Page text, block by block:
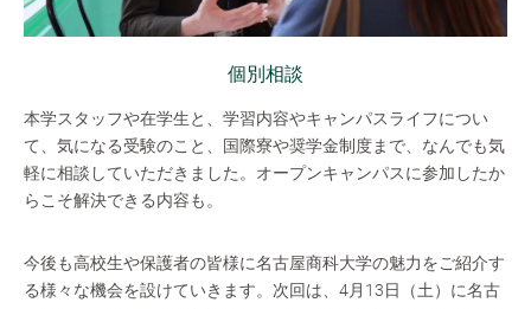
個別相談
本学スタッフや在学生と、学習内容やキャンパスライフについ
て、気になる受験のこと、国際寮や奨学金制度まで、なんでも気
軽に相談していただきました。オープンキャンパスに参加したか
らこそ解決できる内容も。
今後も高校生や保護者の皆様に名古屋商科大学の魅力をご紹介す
る様々な機会を設けていきます。次回は、4月13日（土）に名古